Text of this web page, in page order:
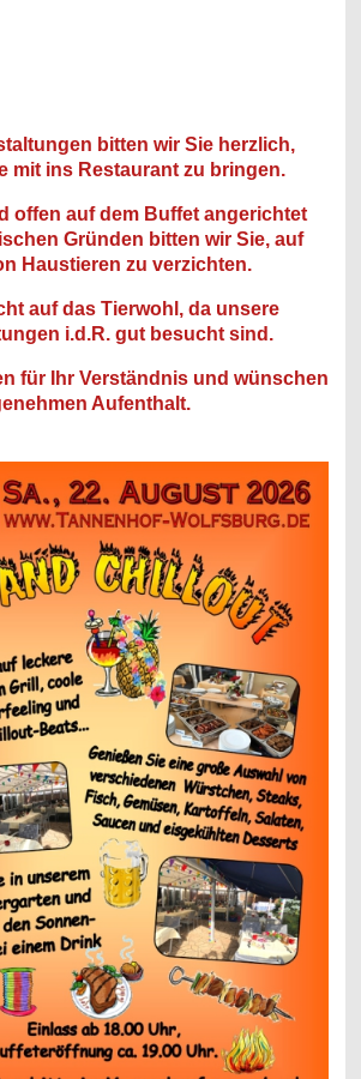
bitten wir Sie herzlich,
mit ins Restaurant zu bringen.
offen auf dem Buffet angerichtet
Gründen bitten wir Sie, auf
Haustieren zu verzichten.
auf das Tierwohl, da unsere
i.d.R. gut besucht sind.
für Ihr Verständnis und wünschen
Aufenthalt.